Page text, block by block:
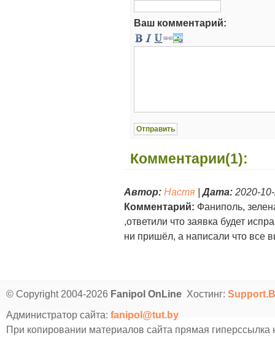
Ваш комментарий:
Комментарии(1):
Автор: Настя |Дата: 2020-
Комментарий: Фаниполь,
,ответили что заявка будет
ни пришёл, а написали что все
© Copyright 2004-2026 Fanipol OnLine Хостинг:
Администратор сайта: fanipol@tut.by
При копировании материалов сайта прямая гиперссылка